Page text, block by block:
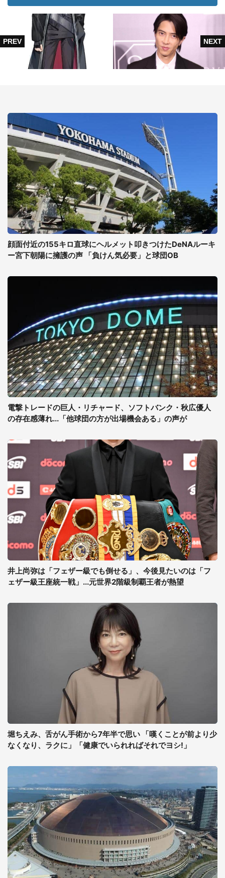
顔面付近の155キロ直球にヘルメット叩きつけたDeNAルーキ
ー宮下朝陽に擁護の声 「負けん気必要」と球団OB
電撃トレードの巨人・リチャード、ソフトバンク・秋広優人
の存在感薄れ...「他球団の方が出場機会ある」の声が
井上尚弥は「フェザー級でも倒せる」、今後見たいのは「フ
ェザー級王座統一戦」...元世界2階級制覇王者が熱望
堀ちえみ、舌がん手術から7年半で思い 「嘆くことが前より少
なくなり、ラクに」「健康でいられればそれでヨシ!」